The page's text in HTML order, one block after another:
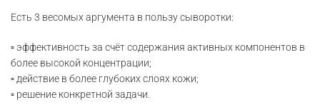
Есть 3 весомых аргумента в пользу сыворотки:
▫️ эффективность за счёт содержания активных компонентов в
более высокой концентрации;
▫️ действие в более глубоких слоях кожи;
▫️ решение конкретной задачи.